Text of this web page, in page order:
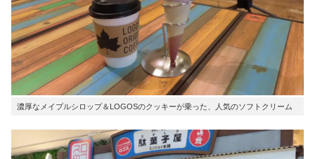
濃厚なメイプルシロップ＆LOGOSのクッキーが乗った、人気のソフトクリーム